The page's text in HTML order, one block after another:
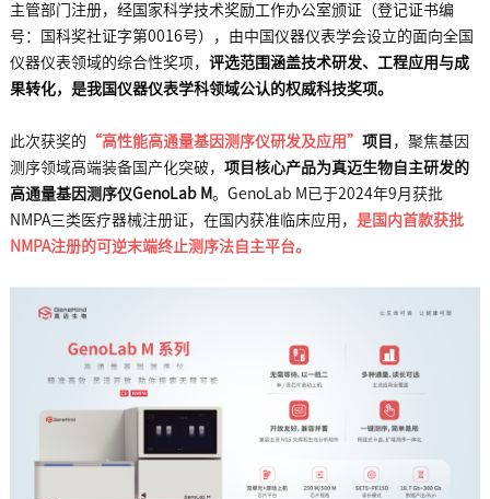
主管部门注册，经国家科学技术奖励工作办公室颁证（登记证书编
号：国科奖社证字第0016号），由中国仪器仪表学会设立的面向全国
仪器仪表领域的综合性奖项， 评选范围涵盖技术研发、工程应用与成
果转化，是我国仪器仪表学科领域公认的权威科技奖项。
此次获奖的 “高性能高通量基因测序仪研发及应用” 项目 ，聚焦基因
测序领域高端装备国产化突破， 项目核心产品为真迈生物自主研发的
高通量基因测序仪GenoLab M 。GenoLab M已于2024年9月获批
NMPA三类医疗器械注册证，在国内获准临床应用， 是国内首款获批
NMPA注册的可逆末端终止测序法自主平台。